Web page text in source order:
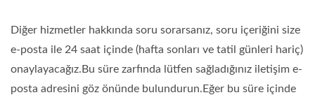
Diğer hizmetler hakkında soru sorarsanız, soru içeriğini size
e-posta ile 24 saat içinde (hafta sonları ve tatil günleri hariç)
onaylayacağız.Bu süre zarfında lütfen sağladığınız iletişim e-
posta adresini göz önünde bulundurun.Eğer bu süre içinde